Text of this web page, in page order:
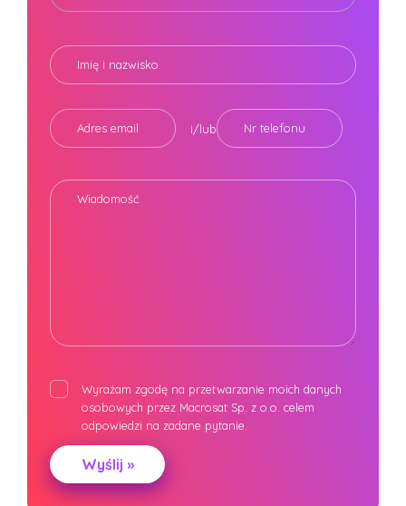
Imię i nazwisko
Adres email i/lub Nr telefonu
Wiadomość
Wyrażam zgodę na przetwarzanie moich danych
osobowych przez Macrosat Sp. z o.o. celem
odpowiedzi na zadane pytanie.
Alternative: